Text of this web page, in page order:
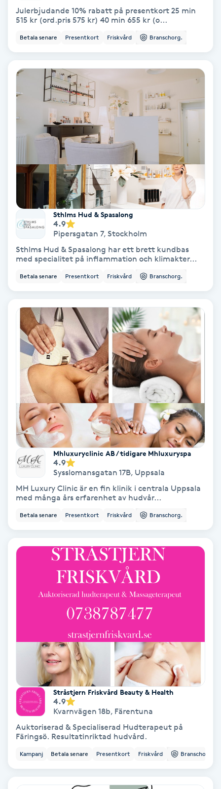
Tandblekning
Tatuering
Tatueringsborttagning
Toning
Torr hårbotten
Torrborstning
Triggerpunktsmassage
Trådning
Träning
Tvätt & Fön
Vaccination
Vampyrbehandling
Vaxning
Vaxning brasiliansk
Veterinär
Vinyasa Yoga
Yin Yoga
Yoga Nidra
Yogamassage
Zonterapi
Julerbjudande 10% rabatt på presentkort 25 min
515 kr (ord.pris 575 kr) 40 min 655 kr (o...
Betala senare Presentkort Friskvård Branschorg.
Sthlms Hud & Spasalong
4.9
Pipersgatan 7, Stockholm
Sthlms Hud & Spasalong har ett brett kundbas
med specialitet på inflammation och klimakter...
Betala senare Presentkort Friskvård Branschorg.
Mhluxuryclinic AB / tidigare Mhluxuryspa
4.9
Sysslomansgatan 17B, Uppsala
MH Luxury Clinic är en fin klinik i centrala Uppsala
med många års erfarenhet av hudvår...
Betala senare Presentkort Friskvård Branschorg.
Stråstjern Friskvård Beauty & Health
4.9
Kvarnvägen 18b, Färentuna
Auktoriserad & Specialiserad Hudterapeut på
Färingsö. Resultatinriktad hudvård.
Kampanj Betala senare Presentkort Friskvård Branschorg.